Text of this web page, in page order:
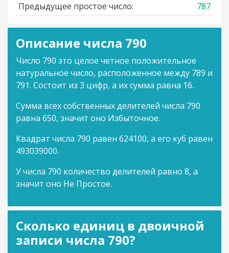
Предыдущее простое число:
787
Описание числа 790
Число 790 это целое четное положительное
натуральное число, расположенное между 789 и
791. Состоит из 3 цифр, а их сумма равна 16.
Сумма всех собственных делителей числа 790
равна 650, значит оно Избыточное.
Квадрат числа 790 равен 624100, а его куб равен
493039000.
У числа 790 количество делителей равно 8, а
значит оно Не Простое.
Сколько единиц в двоичной
записи числа 790?